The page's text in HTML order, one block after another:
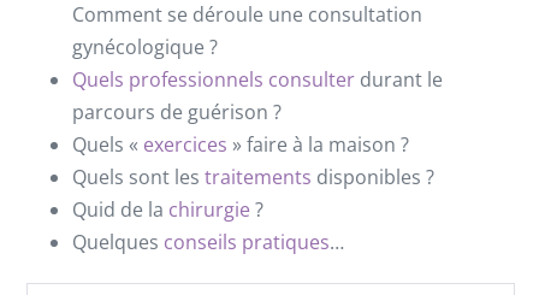
Comment se déroule une consultation
gynécologique ?
Quels professionnels consulter durant le
parcours de guérison ?
Quels « exercices » faire à la maison ?
Quels sont les traitements disponibles ?
Quid de la chirurgie ?
Quelques conseils pratiques…